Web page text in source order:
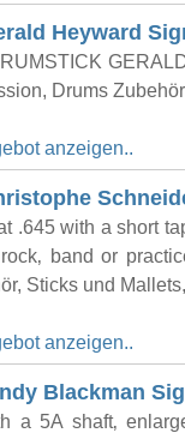
Heyward
Drums
anzeigen..
.645 with a short
band or
Sticks und
anzeigen..
Blackman
a 5A shaft‚